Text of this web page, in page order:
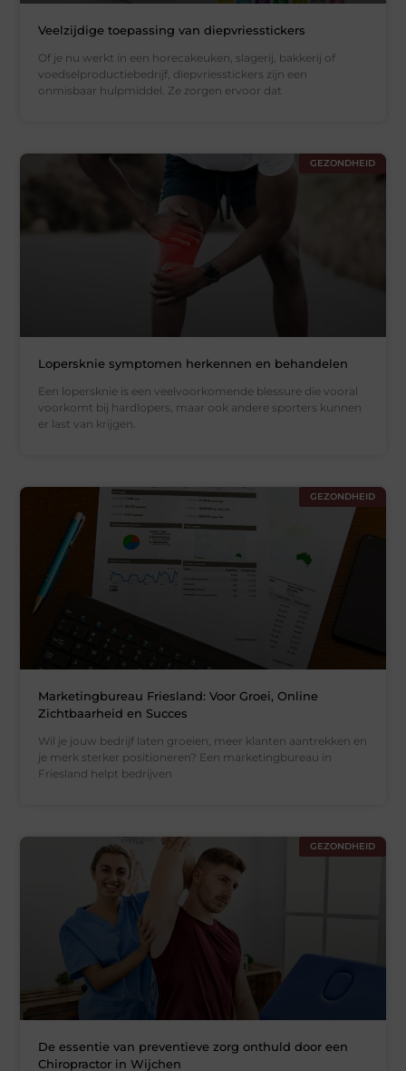
Veelzijdige toepassing van diepvriesstickers
Of je nu werkt in een horecakeuken, slagerij, bakkerij of
voedselproductiebedrijf, diepvriesstickers zijn een
onmisbaar hulpmiddel. Ze zorgen ervoor dat
GEZONDHEID
Lopersknie symptomen herkennen en behandelen
Een lopersknie is een veelvoorkomende blessure die vooral
voorkomt bij hardlopers, maar ook andere sporters kunnen
er last van krijgen.
GEZONDHEID
Marketingbureau Friesland: Voor Groei, Online
Zichtbaarheid en Succes
Wil je jouw bedrijf laten groeien, meer klanten aantrekken en
je merk sterker positioneren? Een marketingbureau in
Friesland helpt bedrijven
GEZONDHEID
De essentie van preventieve zorg onthuld door een
Chiropractor in Wijchen